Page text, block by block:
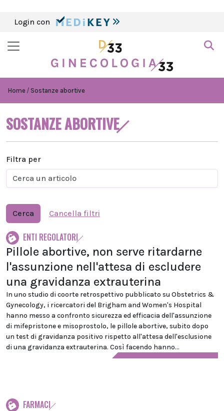
Login con
Home Sostanze abortive
SOSTANZE ABORTIVE
Filtra per
Cerca Cancella filtri
ENTI REGOLATORI
Pillole abortive, non serve ritardarne
l'assunzione nell'attesa di escludere
una gravidanza extrauterina
In uno studio di coorte retrospettivo pubblicato su Obstetrics &
Gynecology, i ricercatori del Brigham and Women's Hospital
hanno messo a confronto sicurezza ed efficacia dell'assunzione
di mifepristone e misoprostolo, le pillole abortive, subito dopo
un test di gravidanza positivo rispetto all'attesa dell'esclusione
di una gravidanza extrauterina. Così facendo hanno...
FARMACI